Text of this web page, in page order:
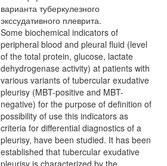
варианта туберкулезного
экссудативного плеврита.
Some biochemical indicators of
peripheral blood and pleural fluid (level
of the total protein, glucose, lactate
dehydrogenase activity) at patients with
various variants of tubercular exudative
pleurisy (MBT-positive and MBT-
negative) for the purpose of definition of
possibility of use this indicators as
criteria for differential diagnostics of a
pleurisy, have been studied. It has been
established that tubercular exudative
pleurisy is characterized by the